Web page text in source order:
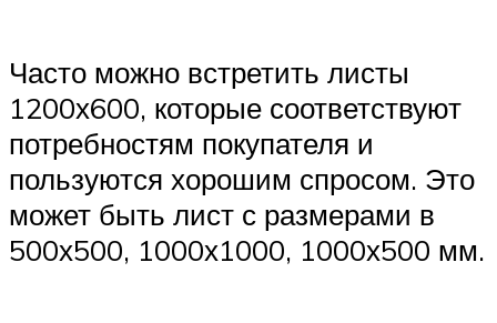
Часто можно встретить листы
1200х600, которые соответствуют
потребностям покупателя и
пользуются хорошим спросом. Это
может быть лист с размерами в
500х500, 1000х1000, 1000х500 мм.